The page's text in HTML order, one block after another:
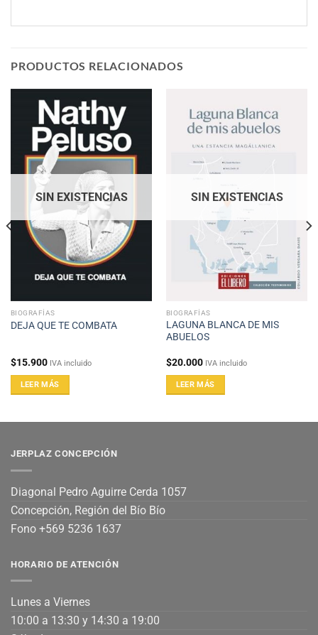
PRODUCTOS RELACIONADOS
SIN EXISTENCIAS
BIOGRAFÍAS
DEJA QUE TE COMBATA
$15.900 IVA incluido
LEER MÁS
SIN EXISTENCIAS
BIOGRAFÍAS
LAGUNA BLANCA DE MIS
ABUELOS
$20.000 IVA incluido
LEER MÁS
JERPLAZ CONCEPCIÓN
Diagonal Pedro Aguirre Cerda 1057
Concepción, Región del Bío Bío
Fono +569 5236 1637
HORARIO DE ATENCIÓN
Lunes a Viernes
10:00 a 13:30 y 14:30 a 19:00